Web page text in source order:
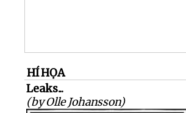
HÍ HỌA
Leaks...
(by Olle Johansson)